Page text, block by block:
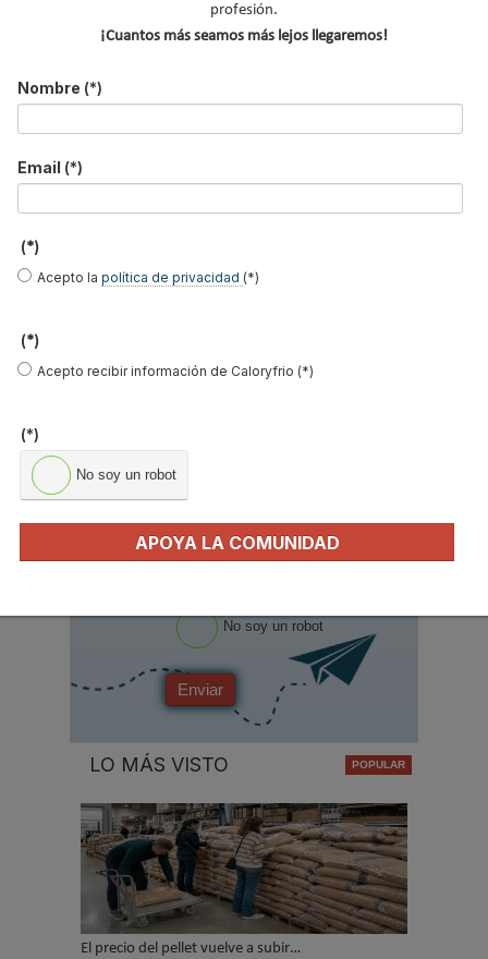
Nuestras portadas
Suscríbete a
nuestros boletines
ACTUALIDAD DEL SECTOR
Apellidos
*
Acepto la política de privacidad
No soy un robot
Enviar
LO MÁS VISTO
El precio del pellet vuelve a subir…
profesión.
¡Cuantos más seamos más lejos llegaremos!
Nombre (*)
Email (*)
(*)
Acepto la política de privacidad (*)
(*)
Acepto recibir información de Caloryfrio (*)
(*)
No soy un robot
APOYA LA COMUNIDAD